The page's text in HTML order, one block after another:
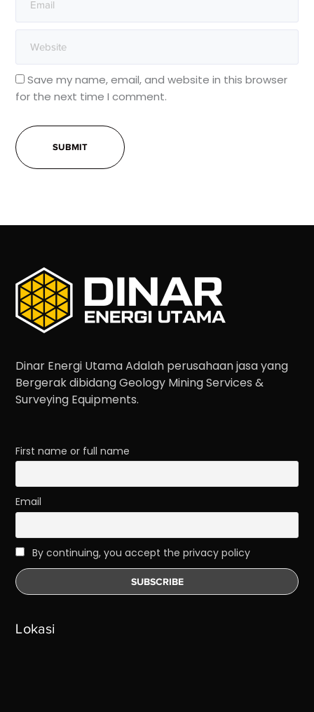
Save my name, email, and website in this browser
for the next time I comment.
Dinar Energi Utama Adalah perusahaan jasa yang
Bergerak dibidang Geology Mining Services &
Surveying Equipments.
First name or full name
Email
By continuing, you accept the privacy policy
Lokasi